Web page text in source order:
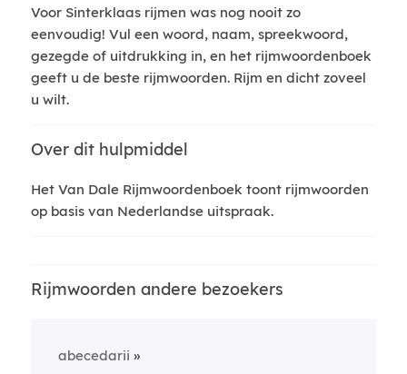
Voor Sinterklaas rijmen was nog nooit zo
eenvoudig! Vul een woord, naam, spreekwoord,
gezegde of uitdrukking in, en het rijmwoordenboek
geeft u de beste rijmwoorden. Rijm en dicht zoveel
u wilt.
Over dit hulpmiddel
Het Van Dale Rijmwoordenboek toont rijmwoorden
op basis van Nederlandse uitspraak.
Rijmwoorden andere bezoekers
abecedarii